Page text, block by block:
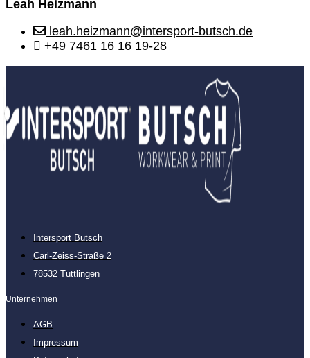
Leah Heizmann
leah.heizmann@intersport-butsch.de
+49 7461 16 16 19-28
Intersport Butsch
Carl-Zeiss-Straße 2
78532 Tuttlingen
Unternehmen
AGB
Impressum